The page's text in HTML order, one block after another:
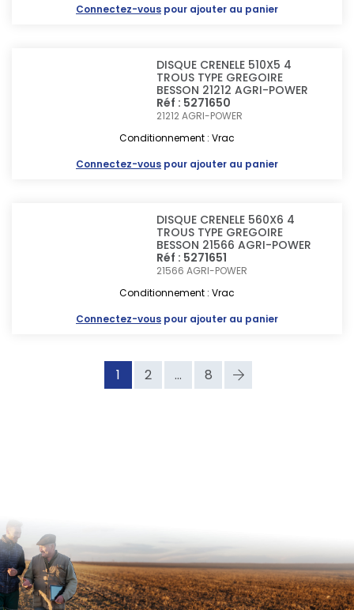
Connectez-vous pour ajouter au panier
DISQUE CRENELE 510X5 4
TROUS TYPE GREGOIRE
BESSON 21212 AGRI-POWER
Réf : 5271650
21212AGRI-POWER
Conditionnement : Vrac
Connectez-vous pour ajouter au panier
DISQUE CRENELE 560X6 4
TROUS TYPE GREGOIRE
BESSON 21566 AGRI-POWER
Réf : 5271651
21566AGRI-POWER
Conditionnement : Vrac
Connectez-vous pour ajouter au panier
1 2 ... 8